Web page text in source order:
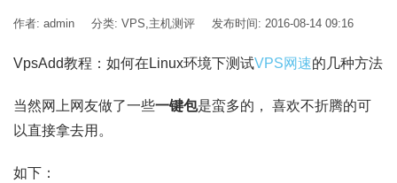
作者: admin 分类: VPS,主机测评 发布时间: 2016-08-14 09:16
VpsAdd教程：如何在Linux环境下测试VPS网速的几种方法
当然网上网友做了一些一键包是蛮多的， 喜欢不折腾的可
以直接拿去用。
如下：